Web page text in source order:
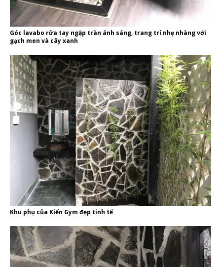
Góc lavabo rửa tay ngập tràn ánh sáng, trang trí nhẹ nhàng với
gạch men và cây xanh
Khu phụ của Kiến Gym đẹp tinh tế